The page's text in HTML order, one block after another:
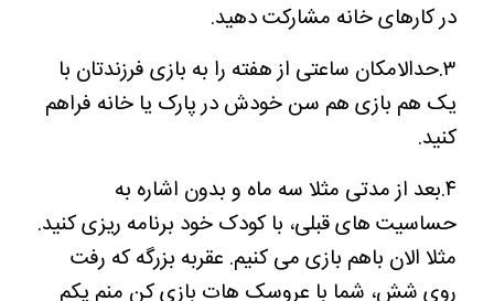
در کارهای خانه مشارکت دهید.
۳.حدالامکان ساعتی از هفته را به بازی فرزندتان با
یک هم بازی هم سن خودش در پارک یا خانه فراهم
کنید.
۴.بعد از مدتی مثلا سه ماه و بدون اشاره به
حساسیت های قبلی، با کودک خود برنامه ریزی کنید.
مثلا الان باهم بازی می کنیم. عقربه بزرگه که رفت
روی شش، شما با عروسک هات بازی کن منم یکم